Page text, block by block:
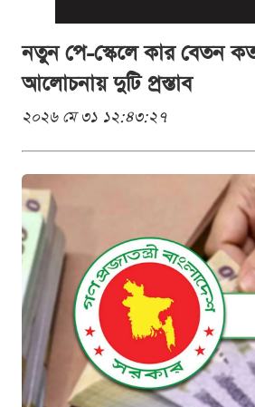
নতুন পে-স্কেলে কার বেতন
আলোচনায় দুটি প্রস্তাব
২০২৬ মে ৩১ ১২:৪৩:২৭